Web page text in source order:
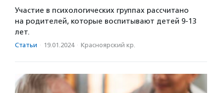
Участие в психологических группах рассчитано
на родителей, которые воспитывают детей 9-13
лет.
Статьи · 19.01.2024 · Красноярский кр.